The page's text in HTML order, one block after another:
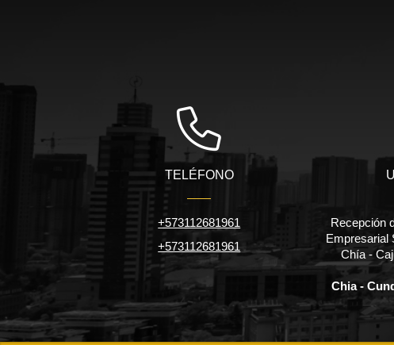
TELÉFONO
+573112681961
+573112681961
Recepción
Empresarial
Chía -
Chia -